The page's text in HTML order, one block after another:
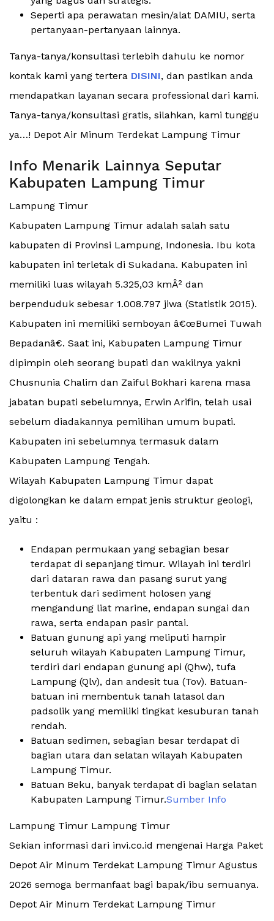
Seperti apa perawatan mesin/alat DAMIU, serta
pertanyaan-pertanyaan lainnya.
Tanya-tanya/konsultasi terlebih dahulu ke nomor
kontak kami yang tertera DISINI, dan pastikan anda
mendapatkan layanan secara professional dari kami.
Tanya-tanya/konsultasi gratis, silahkan, kami tunggu
ya…! Depot Air Minum Terdekat Lampung Timur
Info Menarik Lainnya Seputar
Kabupaten Lampung Timur
Lampung Timur
Kabupaten Lampung Timur adalah salah satu
kabupaten di Provinsi Lampung, Indonesia. Ibu kota
kabupaten ini terletak di Sukadana. Kabupaten ini
memiliki luas wilayah 5.325,03 kmÂ² dan
berpenduduk sebesar 1.008.797 jiwa (Statistik 2015).
Kabupaten ini memiliki semboyan â€œBumei Tuwah
Bepadanâ€. Saat ini, Kabupaten Lampung Timur
dipimpin oleh seorang bupati dan wakilnya yakni
Chusnunia Chalim dan Zaiful Bokhari karena masa
jabatan bupati sebelumnya, Erwin Arifin, telah usai
sebelum diadakannya pemilihan umum bupati.
Kabupaten ini sebelumnya termasuk dalam
Kabupaten Lampung Tengah.
Wilayah Kabupaten Lampung Timur dapat
digolongkan ke dalam empat jenis struktur geologi,
yaitu :
Endapan permukaan yang sebagian besar
terdapat di sepanjang timur. Wilayah ini terdiri
dari dataran rawa dan pasang surut yang
terbentuk dari sediment holosen yang
mengandung liat marine, endapan sungai dan
rawa, serta endapan pasir pantai.
Batuan gunung api yang meliputi hampir
seluruh wilayah Kabupaten Lampung Timur,
terdiri dari endapan gunung api (Qhw), tufa
Lampung (Qlv), dan andesit tua (Tov). Batuan-
batuan ini membentuk tanah latasol dan
padsolik yang memiliki tingkat kesuburan tanah
rendah.
Batuan sedimen, sebagian besar terdapat di
bagian utara dan selatan wilayah Kabupaten
Lampung Timur.
Batuan Beku, banyak terdapat di bagian selatan
Kabupaten Lampung Timur.Sumber Info
Lampung Timur Lampung Timur
Sekian informasi dari invi.co.id mengenai Harga Paket
Depot Air Minum Terdekat Lampung Timur Agustus
2026 semoga bermanfaat bagi bapak/ibu semuanya.
Depot Air Minum Terdekat Lampung Timur